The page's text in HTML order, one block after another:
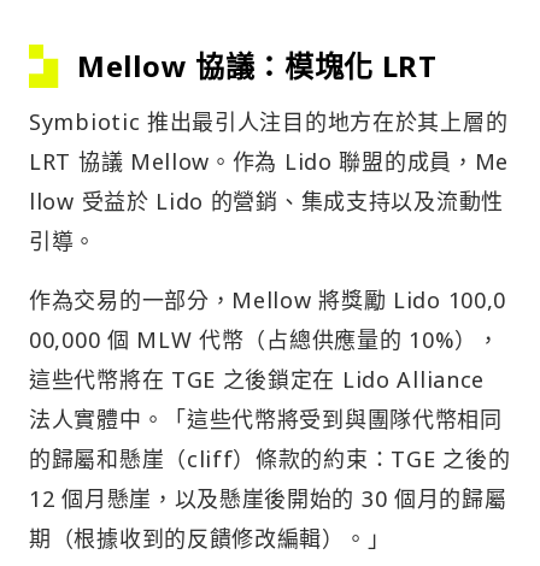
Mellow 協議：模塊化 LRT
Symbiotic 推出最引人注目的地方在於其上層的
LRT 協議 Mellow。作為 Lido 聯盟的成員，Me
llow 受益於 Lido 的營銷、集成支持以及流動性
引導。
作為交易的一部分，Mellow 將獎勵 Lido 100,0
00,000 個 MLW 代幣（占總供應量的 10%），
這些代幣將在 TGE 之後鎖定在 Lido Alliance
法人實體中。「這些代幣將受到與團隊代幣相同
的歸屬和懸崖（cliff）條款的約束：TGE 之後的
12 個月懸崖，以及懸崖後開始的 30 個月的歸屬
期（根據收到的反饋修改編輯）。」